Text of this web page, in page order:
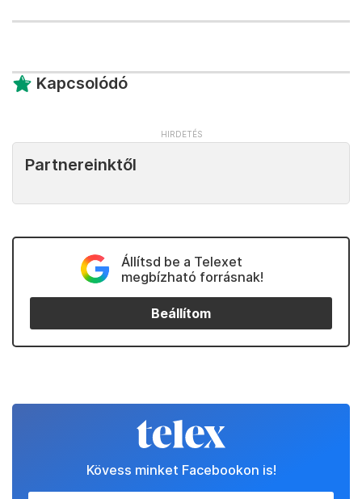
Kapcsolódó
Partnereinktől
Állítsd be a Telexet
megbízható forrásnak!
Beállítom
Kövess minket Facebookon is!